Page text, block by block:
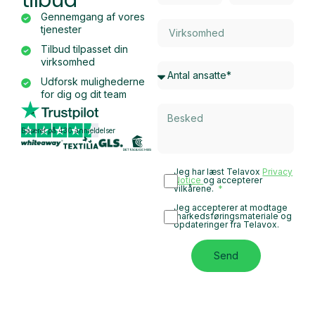
Gennemgang af vores
tjenester
Tilbud tilpasset din
virksomhed
Udforsk mulighederne
for dig og dit team
Baseret på 430 anmeldelser
Jeg har læst Telavox Privacy
Noticeog accepterer
vilkårene.
Jeg accepterer at modtage
markedsføringsmateriale og
opdateringer fra Telavox.
Send